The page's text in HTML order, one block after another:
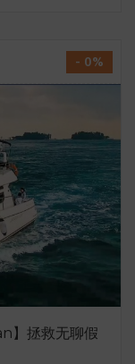
- 0%
】拯救无聊假